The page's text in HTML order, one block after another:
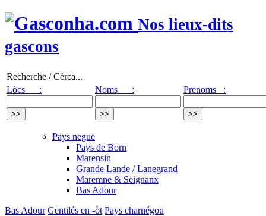
Nos lieux-dits
gascons
Recherche / Cèrca...
Lòcs :
Noms : Prenoms :
Pays negue
Pays de Born
Marensin
Grande Lande / Lanegrand
Maremne & Seignanx
Bas Adour
Bas Adour Gentilés en -òt Pays charnégou